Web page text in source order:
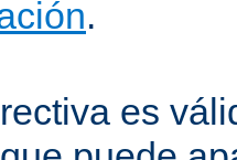
.
es